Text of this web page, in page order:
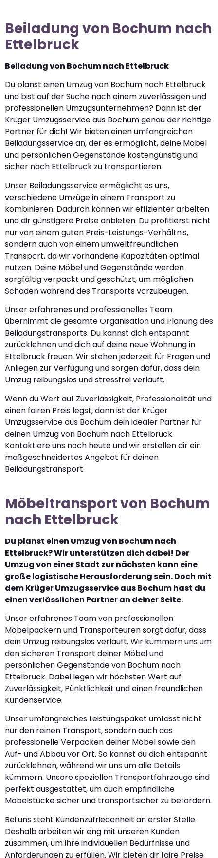
Beiladung von Bochum nach
Ettelbruck
Beiladung von Bochum nach Ettelbruck
Du planst einen Umzug von Bochum nach Ettelbruck
und bist auf der Suche nach einem zuverlässigen und
professionellen Umzugsunternehmen? Dann ist der
Krüger Umzugsservice aus Bochum genau der richtige
Partner für dich! Wir bieten einen umfangreichen
Beiladungsservice an, der es ermöglicht, deine Möbel
und persönlichen Gegenstände kostengünstig und
sicher nach Ettelbruck zu transportieren.
Unser Beiladungsservice ermöglicht es uns,
verschiedene Umzüge in einem Transport zu
kombinieren. Dadurch können wir effizienter arbeiten
und dir günstigere Preise anbieten. Du profitierst nicht
nur von einem guten Preis-Leistungs-Verhältnis,
sondern auch von einem umweltfreundlichen
Transport, da wir vorhandene Kapazitäten optimal
nutzen. Deine Möbel und Gegenstände werden
sorgfältig verpackt und geschützt, um möglichen
Schäden während des Transports vorzubeugen.
Unser erfahrenes und professionelles Team
übernimmt die gesamte Organisation und Planung des
Beiladungstransports. Du kannst dich entspannt
zurücklehnen und dich auf deine neue Wohnung in
Ettelbruck freuen. Wir stehen jederzeit für Fragen und
Anliegen zur Verfügung und sorgen dafür, dass dein
Umzug reibungslos und stressfrei verläuft.
Wenn du Wert auf Zuverlässigkeit, Professionalität und
einen fairen Preis legst, dann ist der Krüger
Umzugsservice aus Bochum dein idealer Partner für
deinen Umzug von Bochum nach Ettelbruck.
Kontaktiere uns noch heute und wir erstellen dir ein
maßgeschneidertes Angebot für deinen
Beiladungstransport.
Möbeltransport von Bochum
nach Ettelbruck
Du planst einen Umzug von Bochum nach
Ettelbruck? Wir unterstützen dich dabei! Der
Umzug von einer Stadt zur nächsten kann eine
große logistische Herausforderung sein. Doch mit
dem Krüger Umzugsservice aus Bochum hast du
einen verlässlichen Partner an deiner Seite.
Unser erfahrenes Team von professionellen
Möbelpackern und Transporteuren sorgt dafür, dass
dein Umzug reibungslos verläuft. Wir kümmern uns um
den sicheren Transport deiner Möbel und
persönlichen Gegenstände von Bochum nach
Ettelbruck. Dabei legen wir höchsten Wert auf
Zuverlässigkeit, Pünktlichkeit und einen freundlichen
Kundenservice.
Unser umfangreiches Leistungspaket umfasst nicht
nur den reinen Transport, sondern auch das
professionelle Verpacken deiner Möbel sowie den
Auf- und Abbau vor Ort. So kannst du dich entspannt
zurücklehnen, während wir uns um alle Details
kümmern. Unsere speziellen Transportfahrzeuge sind
perfekt ausgestattet, um auch empfindliche
Möbelstücke sicher und transportsicher zu befördern.
Bei uns steht Kundenzufriedenheit an erster Stelle.
Deshalb arbeiten wir eng mit unseren Kunden
zusammen, um ihre individuellen Bedürfnisse und
Anforderungen zu erfüllen. Wir bieten dir faire Preise